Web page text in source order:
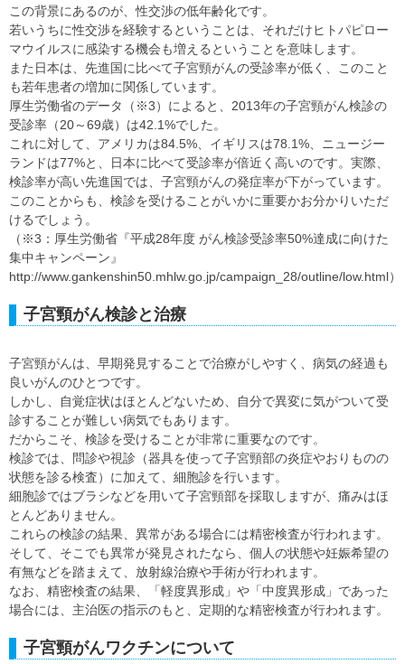
この背景にあるのが、性交渉の低年齢化です。
若いうちに性交渉を経験するということは、それだけヒトパピロー
マウイルスに感染する機会も増えるということを意味します。
また日本は、先進国に比べて子宮頸がんの受診率が低く、このこと
も若年患者の増加に関係しています。
厚生労働省のデータ（※3）によると、2013年の子宮頸がん検診の
受診率（20～69歳）は42.1%でした。
これに対して、アメリカは84.5%、イギリスは78.1%、ニュージー
ランドは77%と、日本に比べて受診率が倍近く高いのです。実際、
検診率が高い先進国では、子宮頸がんの発症率が下がっています。
このことからも、検診を受けることがいかに重要かお分かりいただ
けるでしょう。
（※3：厚生労働省『平成28年度 がん検診受診率50%達成に向けた
集中キャンペーン』
http://www.gankenshin50.mhlw.go.jp/campaign_28/outline/low.html）
子宮頸がん検診と治療
子宮頸がんは、早期発見することで治療がしやすく、病気の経過も
良いがんのひとつです。
しかし、自覚症状はほとんどないため、自分で異変に気がついて受
診することが難しい病気でもあります。
だからこそ、検診を受けることが非常に重要なのです。
検診では、問診や視診（器具を使って子宮頸部の炎症やおりものの
状態を診る検査）に加えて、細胞診を行います。
細胞診ではブラシなどを用いて子宮頸部を採取しますが、痛みはほ
とんどありません。
これらの検診の結果、異常がある場合には精密検査が行われます。
そして、そこでも異常が発見されたなら、個人の状態や妊娠希望の
有無などを踏まえて、放射線治療や手術が行われます。
なお、精密検査の結果、「軽度異形成」や「中度異形成」であった
場合には、主治医の指示のもと、定期的な精密検査が行われます。
子宮頸がんワクチンについて